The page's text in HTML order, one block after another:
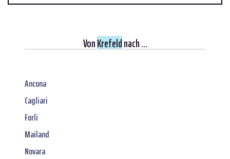
VonKrefeldnach ...
Ancona
Cagliari
Forli
Mailand
Novara